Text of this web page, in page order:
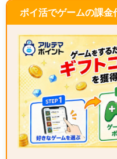
ポイ活でゲームの課金